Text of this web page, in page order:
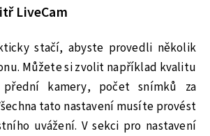
LiveCam
stačí, abyste provedli několik
Můžete si zvolit například kvalitu
kamery, počet snímků za
tato nastavení musíte provést
uvážení. V sekci pro nastavení